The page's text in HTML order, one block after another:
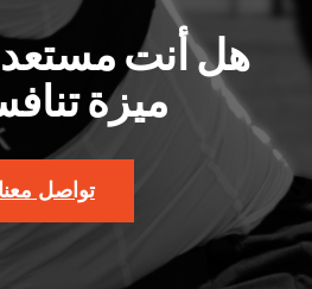
هل أنت
ميزة
تواصل معنا